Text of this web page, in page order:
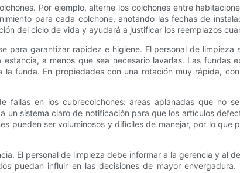
Por ejemplo, alterne los colchones entre
para cada colchone, anotando las fechas de
del ciclo de vida y ayudará a justificar los reemplazos
para garantizar rapidez e higiene. El personal de
a menos que sea necesario lavarlas. Las fundas
funda. En propiedades con una rotación muy rápida,
fallas en los cubrecolchones: áreas aplanadas que no
un sistema claro de notificación para que los artículos
pueden ser voluminosos y difíciles de manejar, por lo
El personal de limpieza debe informar a la gerencia y al
puedan influir en las decisiones de mayor